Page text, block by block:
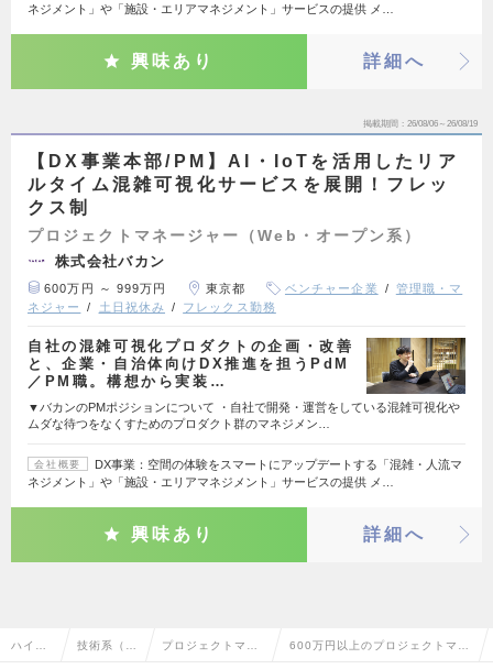
ネジメント」や「施設・エリアマネジメント」サービスの提供 メ…
興味あり 詳細へ
掲載期間 26/08/06～26/08/19
【DX事業本部/PM】AI・IoTを活用したリア
ルタイム混雑可視化サービスを展開！フレッ
クス制
プロジェクトマネージャー（Web・オープン系）
株式会社バカン
600万円 ～ 999万円 東京都 ベンチャー企業
管理職・マ
ネジャー
土日祝休み フレックス勤務
自社の混雑可視化プロダクトの企画・改善
と、企業・自治体向けDX推進を担うPdM
／PM職。構想から実装…
▼バカンのPMポジションについて ・自社で開発・運営をしている混雑可視化や
ムダな待つをなくすためのプロダクト群のマネジメン…
会社概要
DX事業：空間の体験をスマートにアップデートする「混雑・人流マ
ネジメント」や「施設・エリアマネジメント」サービスの提供 メ…
興味あり 詳細へ
ハイク 技術系（I プロジェクトマネ 600万円以上のプロジェクトマネ